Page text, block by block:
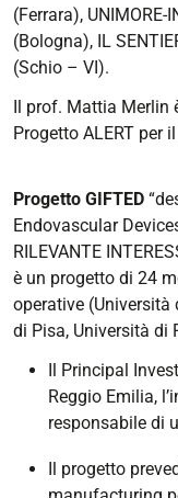
(Ferrara), UNIMORE-
(Bologna), IL
(Schio – VI).
Il prof. Mattia Merlin
Progetto ALERT per
Progetto GIFTED
Endovascular
RILEVANTE
è un progetto di 24
operative (Università
di Pisa, Università di
Il Principal
Reggio Emilia,
responsabile di
Il progetto